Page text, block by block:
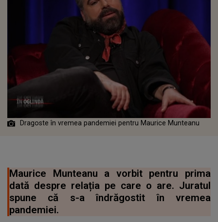
Dragoste în vremea pandemiei pentru Maurice Munteanu
Maurice Munteanu a vorbit pentru prima
dată despre relația pe care o are. Juratul
spune că s-a îndrăgostit în vremea
pandemiei.